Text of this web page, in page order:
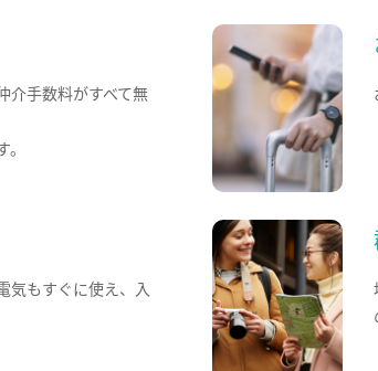
介手数料がすべて無
気もすぐに使え、入